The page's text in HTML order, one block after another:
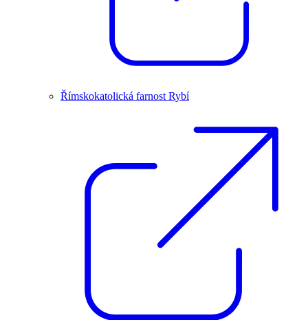
Římskokatolická farnost Rybí